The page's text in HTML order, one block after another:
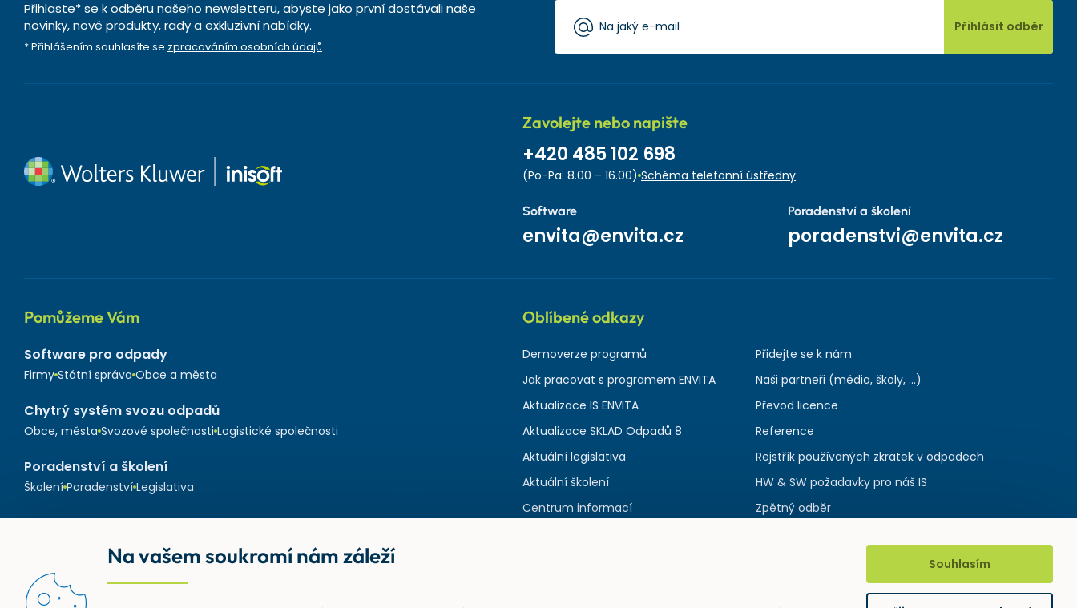
Přihlaste* se k odběru našeho newsletteru, abyste jako první dostávali naše
novinky, nové produkty, rady a exkluzivní nabídky.
* Přihlášením souhlasíte se zpracováním osobních údajů.
Přihlásit odběr
Zavolejte nebo napište
+420 485 102 698
(Po-Pa: 8.00 – 16.00) Schéma telefonní ústředny
Software
envita@envita.cz
Poradenství a školení
poradenstvi@envita.cz
Pomůžeme Vám
Software pro odpady
Firmy Státní správa Obce a města
Chytrý systém svozu odpadů
Obce, města Svozové společnosti Logistické společnosti
Poradenství a školení
Školení Poradenství Legislativa
Oblíbené odkazy
Demoverze programů
Jak pracovat s programem ENVITA
Aktualizace IS ENVITA
Aktualizace SKLAD Odpadů 8
Aktuální legislativa
Aktuální školení
Centrum informací
Přidejte se k nám
Naši partneři (média, školy, ...)
Převod licence
Reference
Rejstřík používaných zkratek v odpadech
HW & SW požadavky pro náš IS
Zpětný odběr
Na vašem soukromí nám záleží Souhlasím